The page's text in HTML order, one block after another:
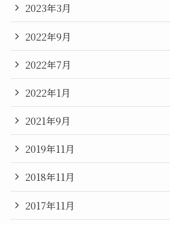
2023年3月
2022年9月
2022年7月
2022年1月
2021年9月
2019年11月
2018年11月
2017年11月